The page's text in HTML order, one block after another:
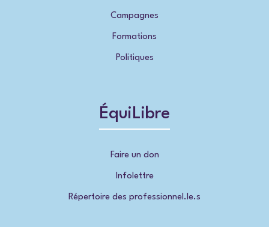
Campagnes
Formations
Politiques
ÉquiLibre
Faire un don
Infolettre
Répertoire des professionnel.le.s